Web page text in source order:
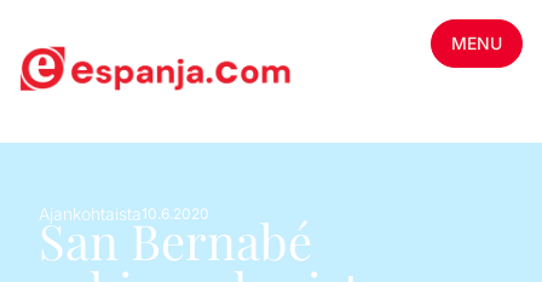
MENU
Ajankohtaista10.6.2020
San Bernabé